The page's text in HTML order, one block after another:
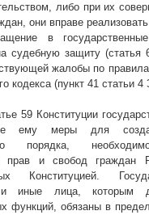
либо при их
они вправе
в
судебную защиту (статья
жалобы по
кодекса (пункт 41 статьи 4
59 Конституции
ему меры для
порядка,
прав и свобод граждан
Конституцией.
иные лица, которым
функций, обязаны в